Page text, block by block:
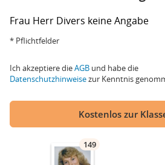
Frau Herr Divers keine Angabe
* Pflichtfelder
Ich akzeptiere dieAGB und habe die
Datenschutzhinweisezur Kenntnis
Kostenlos zur
149